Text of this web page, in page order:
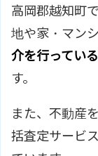
高岡郡越知町
地や家・マン
介を行ってい
す。
また、不動産
括査定サービ